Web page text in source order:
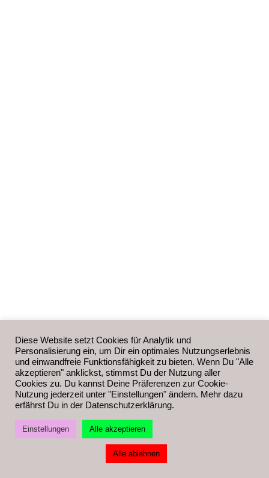
Diese Website setzt Cookies für Analytik und
Personalisierung ein, um Dir ein optimales Nutzungserlebnis
und einwandfreie Funktionsfähigkeit zu bieten. Wenn Du "Alle
akzeptieren" anklickst, stimmst Du der Nutzung aller
Cookies zu. Du kannst Deine Präferenzen zur Cookie-
Nutzung jederzeit unter "Einstellungen" ändern. Mehr dazu
erfährst Du in der Datenschutzerklärung.
Einstellungen Alle akzeptieren
Alle ablehnen